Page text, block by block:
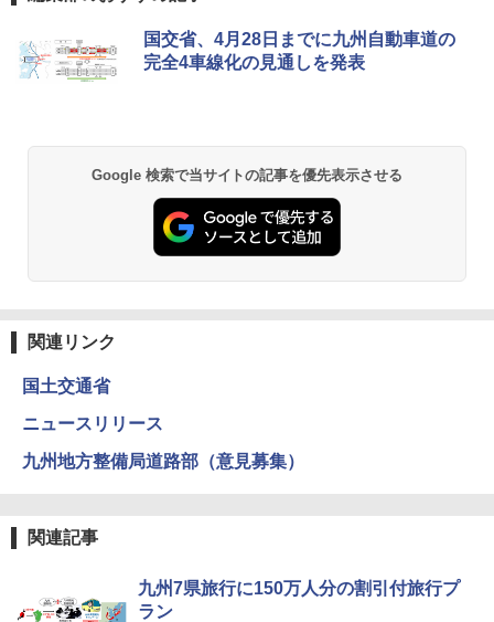
[キャンパーズコレクション 山善] ポップアッ
プテント 傘みたいに広げて畳める パッとサ
ッとサンシェード キューブ フルクローズ メ
￥6,831
PYKES PEAK (パイクスピーク) 着替えテン
ト プライバシー テント 【中が透けない】 1
人用 折りたたみ 防災グッズ 災害用トイレ ビ
易 トイレテント (ブラック)
￥5,999
簡単設置 ポップアップテント エクルベージ
ュ(BC仕様) PATC-150B(EB)
GRANDOOR ステンレス保冷剤 2個セット 2
026リニューアル 急速冷凍 空間倍増 衛生的
コンパクト 保冷力長持ち
BUNDOK(バンドック)ソロ ドーム 1 EX BDK
レーム ドーム型 テント
防水 UVカット 4段階高さ調整 軽量 収納袋付
き
国交省、4月28日までに九州自動車道の
完全4車線化の見通しを発表
Google 検索で当サイトの記事を優先表示させる
関連リンク
国土交通省
ニュースリリース
九州地方整備局道路部（意見募集）
関連記事
九州7県旅行に150万人分の割引付旅行プ
ラン